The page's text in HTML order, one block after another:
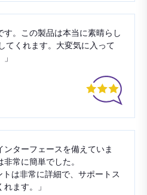
す。この製品は本当に素晴らし
てくれます。大変気に入って
ンターフェースを備えていま
常に簡単でした。
は非常に詳細で、サポートス
ます。」